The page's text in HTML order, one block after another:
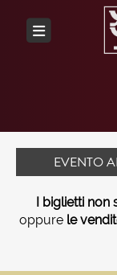
EVENTO
I biglietti non
oppure le